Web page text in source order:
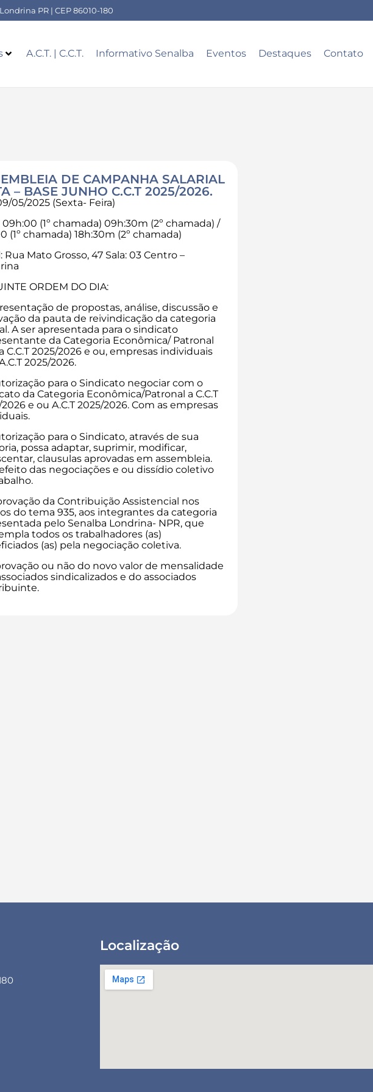
PR | CEP 86010-180
A.C.T. | C.C.T. Informativo Senalba Eventos Destaques Contato
DE CAMPANHA SALARIAL
– BASE JUNHO C.C.T 2025/2026.
05/2025 (Sexta- Feira)
09h:00 (1º chamada) 09h:30m (2º chamada) /
(1º chamada) 18h:30m (2º chamada)
Rua Mato Grosso, 47 Sala: 03 Centro –
ORDEM DO DIA:
de propostas, análise, discussão e
da pauta de reivindicação da categoria
A ser apresentada para o sindicato
da Categoria Econômica/ Patronal
C.C.T 2025/2026 e ou, empresas individuais
2025/2026.
para o Sindicato negociar com o
da Categoria Econômica/Patronal a C.C.T
e ou A.C.T 2025/2026. Com as empresas
para o Sindicato, através de sua
possa adaptar, suprimir, modificar,
clausulas aprovadas em assembleia.
das negociações e ou dissídio coletivo
da Contribuição Assistencial nos
do tema 935, aos integrantes da categoria
pelo Senalba Londrina- NPR, que
todos os trabalhadores (as)
(as) pela negociação coletiva.
ou não do novo valor de mensalidade
sindicalizados e do associados
Localização